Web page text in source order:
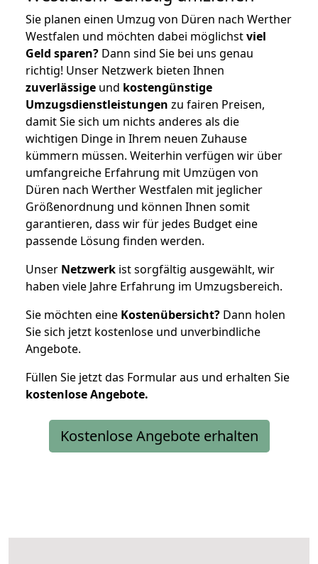
Sie planen einen Umzug von Düren nach Werther
Westfalen und möchten dabei möglichstviel
Geld sparen? Dann sind Sie bei uns genau
richtig! Unser Netzwerk bieten Ihnen
zuverlässige und kostengünstige
Umzugsdienstleistungen zu fairen Preisen,
damit Sie sich um nichts anderes als die
wichtigen Dinge in Ihrem neuen Zuhause
kümmern müssen. Weiterhin verfügen wir über
umfangreiche Erfahrung mit Umzügen von
Düren nach Werther Westfalen mit jeglicher
Größenordnung und können Ihnen somit
garantieren, dass wir für jedes Budget eine
passende Lösung finden werden.
Unser Netzwerk ist sorgfältig ausgewählt, wir
haben viele Jahre Erfahrung im Umzugsbereich.
Sie möchten eine Kostenübersicht? Dann holen
Sie sich jetzt kostenlose und unverbindliche
Angebote.
Füllen Sie jetzt das Formular aus und erhalten Sie
kostenloseAngebote.
Kostenlose Angebote erhalten